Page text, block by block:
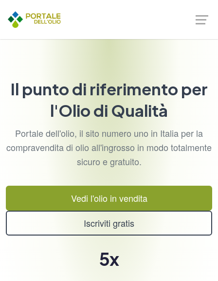
Il punto di riferimento per
l'Olio di Qualità
Portale dell'olio, il sito numero uno in Italia per la
compravendita di olio all'ingrosso in modo totalmente
sicuro e gratuito.
Vedi l'olio in vendita
Iscriviti gratis
5x